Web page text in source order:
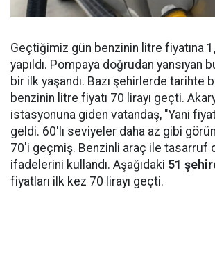
Geçtiğimiz gün benzinin litre fiyatına
yapıldı. Pompaya doğrudan yansıyan
bir ilk yaşandı. Bazı şehirlerde tarihte
benzinin litre fiyatı 70 lirayı geçti.
istasyonuna giden vatandaş, "Yani
geldi. 60'lı seviyeler daha az gibi
70'i geçmiş. Benzinli araç ile tasarruf
ifadelerini kullandı. Aşağıdaki 51
fiyatları ilk kez 70 lirayı geçti.